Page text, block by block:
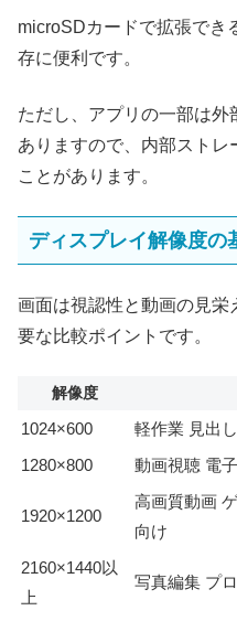
microSDカードで拡張でき
存に便利です。
ただし、アプリの一部は
ありますので、内部ストレ
ことがあります。
ディスプレイ解像度の
画面は視認性と動画の見
要な比較ポイントです。
解像度
1024×600
軽作業 見出
1280×800
動画視聴 電
1920×1200
高画質動画
向け
2160×1440以
上
写真編集 プ